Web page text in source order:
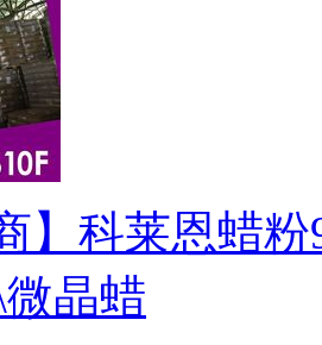
】科莱恩蜡
晶蜡